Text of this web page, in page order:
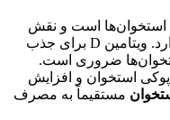
استخوان‌ها است و نقش
حیاتی در حفظ تراکم و استحکام آن‌ها دارد. ویتامین D برای جذب
ضروری است.
پوکی استخوان و افزایش
مستقیماً به مصرف